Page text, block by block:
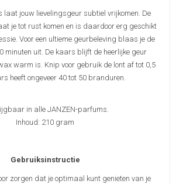
jouw lievelingsgeur subtiel vrijkomen. De
je tot rust komen en is daardoor erg geschikt
Voor een ultieme geurbeleving blaas je de
minuten uit. De kaars blijft de heerlijke geur
warm is. Knip voor gebruik de lont af tot 0,5
heeft ongeveer 40 tot 50 branduren.
in alle JANZEN-parfums.
Inhoud: 210 gram
Gebruiksinstructie
zorgen dat je optimaal kunt genieten van je